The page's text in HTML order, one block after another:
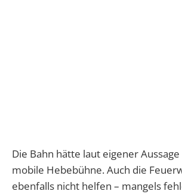
Die Bahn hätte laut eigener
mobile Hebebühne. Auch die
ebenfalls nicht helfen – mangels